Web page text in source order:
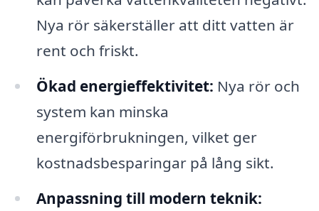
Nya rör säkerställer att ditt vatten är
rent och friskt.
Ökad energieffektivitet: Nya rör och
system kan minska
energiförbrukningen, vilket ger
kostnadsbesparingar på lång sikt.
Anpassning till modern teknik: